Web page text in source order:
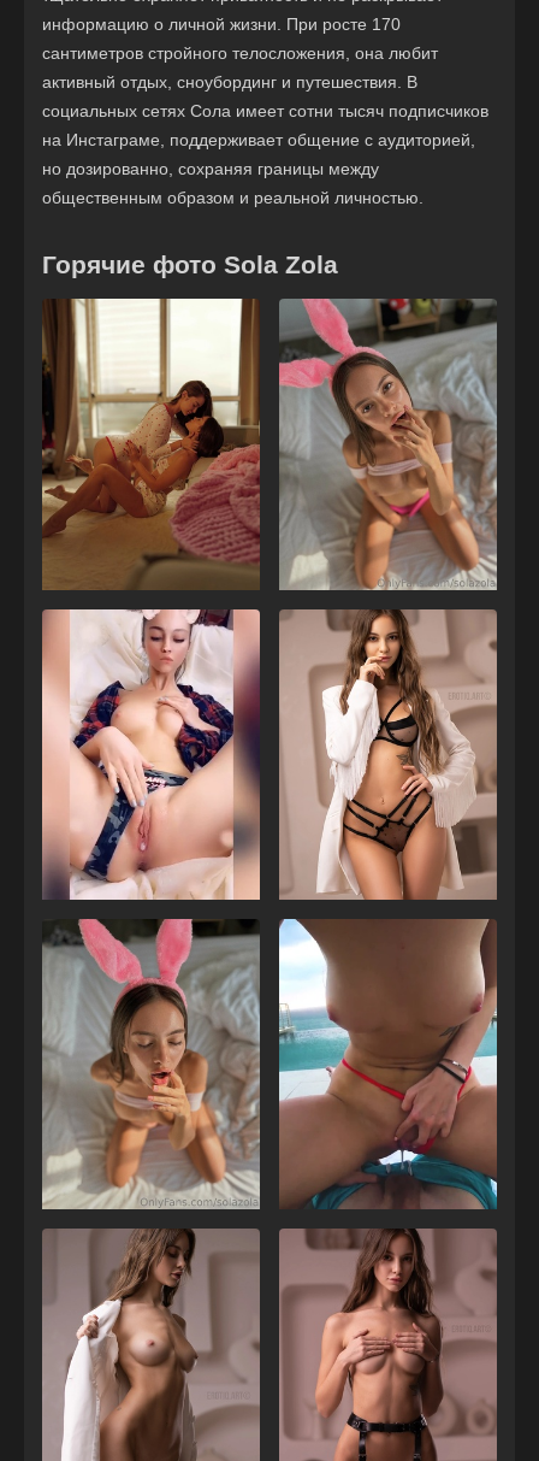
информацию о личной жизни. При росте 170
сантиметров стройного телосложения, она любит
активный отдых, сноубординг и путешествия. В
социальных сетях Сола имеет сотни тысяч подписчиков
на Инстаграме, поддерживает общение с аудиторией,
но дозированно, сохраняя границы между
общественным образом и реальной личностью.
Горячие фото Sola Zola